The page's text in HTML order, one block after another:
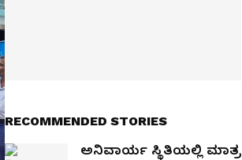
RECOMMENDED STORIES
ಅನಿವಾರ್ಯ ಸ್ಥಿತಿಯಲ್ಲಿ ಮಾತ್ರ